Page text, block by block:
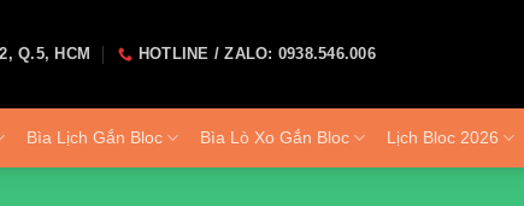
Q.5, HCM HOTLINE / ZALO: 0938.546.006
Bìa Lịch Gắn Bloc Bìa Lò Xo Gắn Bloc Lịch Bloc 2026